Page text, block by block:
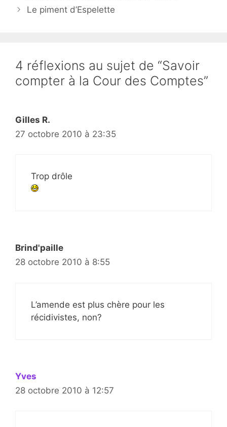
Le piment d’Espelette
4 réflexions au sujet de “Savoir
compter à la Cour des Comptes”
Gilles R.
27 octobre 2010 à 23:35
Trop drôle
Brind'paille
28 octobre 2010 à 8:55
L’amende est plus chère pour les
récidivistes, non?
Yves
28 octobre 2010 à 12:57